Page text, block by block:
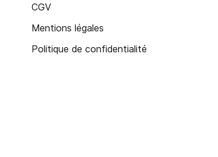
CGV
Mentions légales
Politique de confidentialité